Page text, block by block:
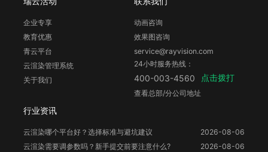
企业专享
教育优惠
青云平台
云渲染管理系统
关于我们
行业资讯
云渲染哪个平台好？选择标准与避坑建议
2026-08-06
云渲染需要调参数吗？新手提交前要注意什么?
2026-08-06
动画咨询
效果图咨询
service@rayvision.com
24小时服务热线：
400-003-4560 点击拨打
查看总部/分公司地址